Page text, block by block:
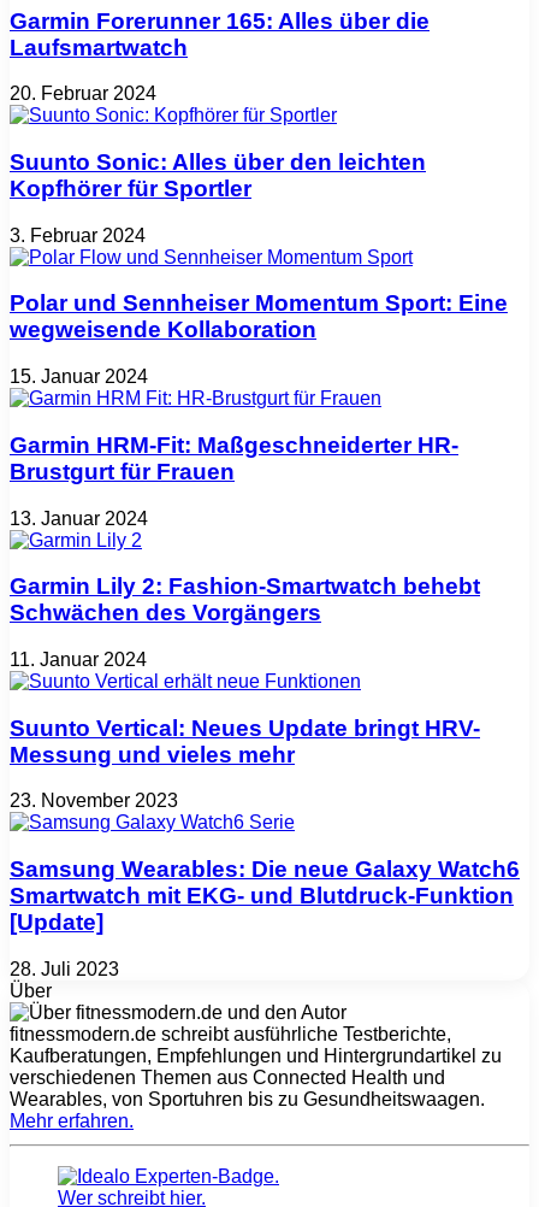
Garmin Forerunner 165: Alles über die
Laufsmartwatch
20. Februar 2024
Suunto Sonic: Alles über den leichten
Kopfhörer für Sportler
3. Februar 2024
Polar und Sennheiser Momentum Sport: Eine
wegweisende Kollaboration
15. Januar 2024
Garmin HRM-Fit: Maßgeschneiderter HR-
Brustgurt für Frauen
13. Januar 2024
Garmin Lily 2: Fashion-Smartwatch behebt
Schwächen des Vorgängers
11. Januar 2024
Suunto Vertical: Neues Update bringt HRV-
Messung und vieles mehr
23. November 2023
Samsung Wearables: Die neue Galaxy Watch6
Smartwatch mit EKG- und Blutdruck-Funktion
[Update]
28. Juli 2023
Über
fitnessmodern.de schreibt ausführliche Testberichte,
Kaufberatungen, Empfehlungen und Hintergrundartikel zu
verschiedenen Themen aus Connected Health und
Wearables, von Sportuhren bis zu Gesundheitswaagen.
Mehr erfahren.